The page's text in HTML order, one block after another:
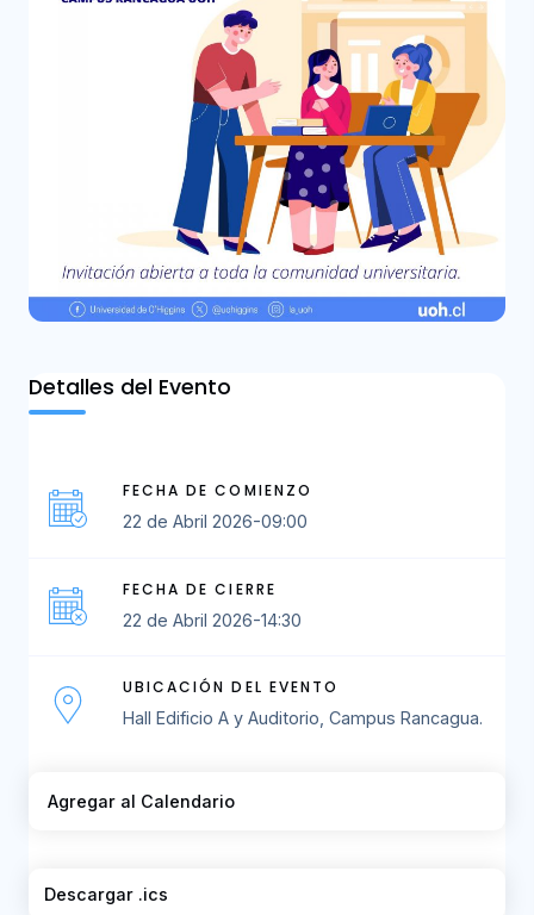
Detalles del Evento
FECHA DE COMIENZO
22 de Abril 2026-09:00
FECHA DE CIERRE
22 de Abril 2026-14:30
UBICACIÓN DEL EVENTO
Hall Edificio A y Auditorio, Campus Rancagua.
Agregar al Calendario
Descargar .ics